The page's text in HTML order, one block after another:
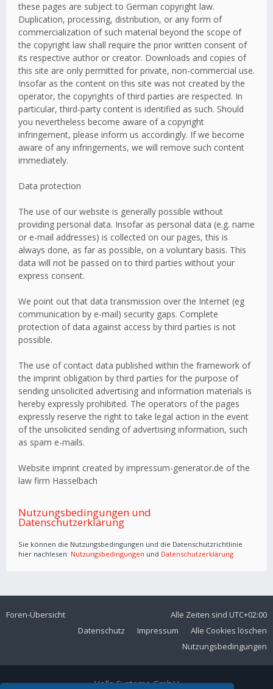
these pages are subject to German copyright law.
Duplication, processing, distribution, or any form of
commercialization of such material beyond the scope of
the copyright law shall require the prior written consent of
its respective author or creator. Downloads and copies of
this site are only permitted for private, non-commercial use.
Insofar as the content on this site was not created by the
operator, the copyrights of third parties are respected. In
particular, third-party content is identified as such. Should
you nevertheless become aware of a copyright
infringement, please inform us accordingly. If we become
aware of any infringements, we will remove such content
immediately.
Data protection
The use of our website is generally possible without
providing personal data. Insofar as personal data (e.g. name
or e-mail addresses) is collected on our pages, this is
always done, as far as possible, on a voluntary basis. This
data will not be passed on to third parties without your
express consent.
We point out that data transmission over the Internet (eg
communication by e-mail) security gaps. Complete
protection of data against access by third parties is not
possible.
The use of contact data published within the framework of
the imprint obligation by third parties for the purpose of
sending unsolicited advertising and information materials is
hereby expressly prohibited. The operators of the pages
expressly reserve the right to take legal action in the event
of the unsolicited sending of advertising information, such
as spam e-mails.
Website imprint created by impressum-generator.de of the
law firm Hasselbach
Nutzungsbedingungen und
Datenschutzerklärung
Sie können die Nutzungsbedingungen und die Datenschutzrichtlinie
hier nachlesen: Nutzungsbedingungen und Datenschutzerklärung
Foren-Übersicht Alle Zeiten sind UTC+02:00
Alle Cookies löschen
Impressum
Datenschutz
Nutzungsbedingungen
Volla Systeme GmbH